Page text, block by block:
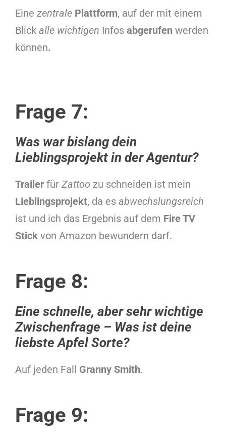
Eine zentrale Plattform, auf der mit einem
Blick alle wichtigen Infos abgerufen werden
können.
Frage 7:
Was war bislang dein
Lieblingsprojekt in der Agentur?
Trailer für Zattoo zu schneiden ist mein
Lieblingsprojekt, da es abwechslungsreich
ist und ich das Ergebnis auf dem Fire TV
Stick von Amazon bewundern darf.
Frage 8:
Eine schnelle, aber sehr wichtige
Zwischenfrage – Was ist deine
liebste Apfel Sorte?
Auf jeden Fall Granny Smith.
Frage 9: